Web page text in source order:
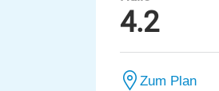
4.2
Zum Plan